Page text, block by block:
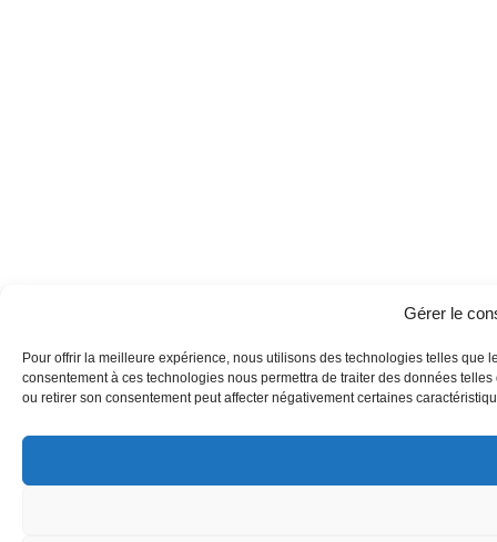
Gérer le
Pour offrir la meilleure expérience, nous utilisons des technologies telles
consentement à ces technologies nous permettra de traiter des données
ou retirer son consentement peut affecter négativement certaines